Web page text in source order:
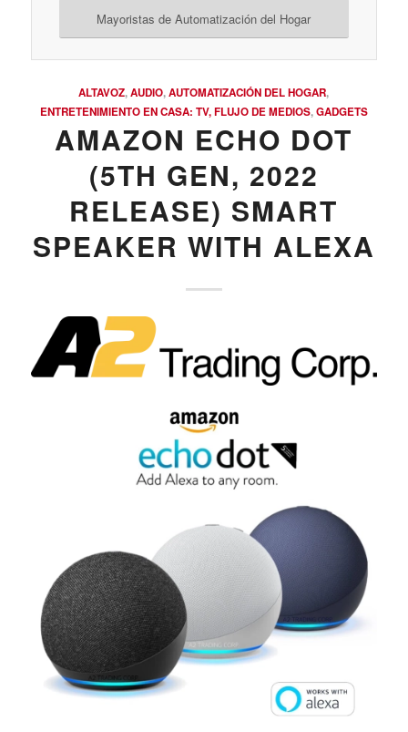
Mayoristas de Automatización del Hogar
ALTAVOZ,AUDIO,AUTOMATIZACIÓN DEL HOGAR,
ENTRETENIMIENTO EN CASA: TV, FLUJO DE MEDIOS,GADGETS
AMAZON ECHO DOT
(5TH GEN, 2022
RELEASE) SMART
SPEAKER WITH ALEXA